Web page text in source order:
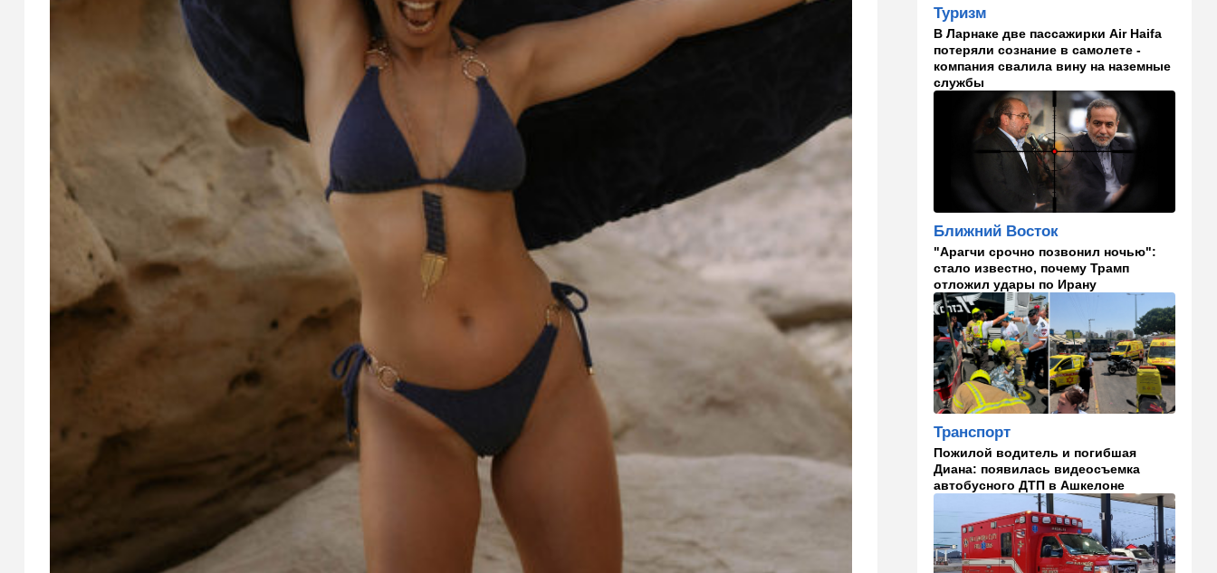
Дружить против Израиля:
Иран просится в мекканский
союз
08:18 В мире
CNN: генерал Кейн ищет
способ выйти из войны с
Ираном
Израиль
Погода в Израиле на
субботу, 8 августа
23:57 Мнения
Страсть к творчеству
23:20 В мире
"Нью-Йорк таймс"
опубликовал новый поклеп
на Израиль, рассердив
генконсула
22:52 В мире
И грянул Грэм: Сенат США
одобрил ужесточение
санкций против России и
Ирана
22:33 Транспорт
Почему Израиль до сих пор
не решил проблему пробок,
Туризм
В Ларнаке две пассажирки Air Haifa
потеряли сознание в самолете -
компания свалила вину на наземные
службы
Ближний Восток
"Арагчи срочно позвонил ночью":
стало известно, почему Трамп
отложил удары по Ирану
Транспорт
Пожилой водитель и погибшая
Диана: появилась видеосъемка
автобусного ДТП в Ашкелоне